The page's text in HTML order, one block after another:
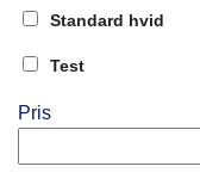
Standard hvid
Test
Pris